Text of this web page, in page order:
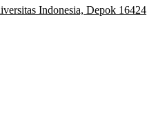
Indonesia, Depok 16424